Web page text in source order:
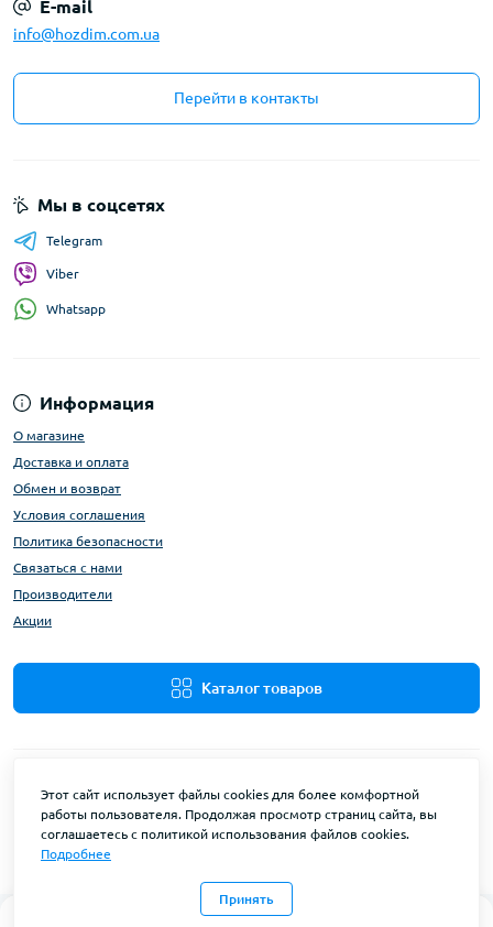
0
E-mail
info@hozdim.com.ua
Перейти в контакты
Информация
О магазине
Доставка и оплата
Обмен и возврат
Условия соглашения
Политика безопасности
Связаться с нами
Производители
Акции
Каталог товаров
Мы в соцсетях
Telegram
Viber
Whatsapp
Этот сайт использует файлы cookies для более комфортной
работы пользователя. Продолжая просмотр страниц сайта, вы
соглашаетесь с политикой использования файлов cookies.
Подробнее
Принять